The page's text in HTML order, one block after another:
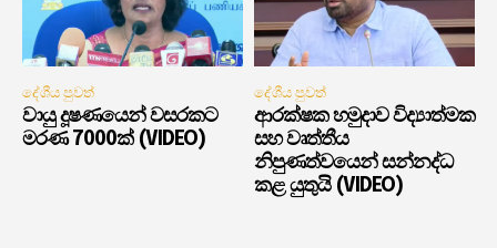
දේශීය පුවත්
වායු දූෂණයෙන් වසරකට
මරණ 7000ක් (VIDEO)
දේශීය පුවත්
ආරක්ෂක හමුදාව විද්‍යාත්මක
සහ වෘත්තීය
නිපුණත්වයෙන් සන්නද්ධ
කළ යුතුයි (VIDEO)